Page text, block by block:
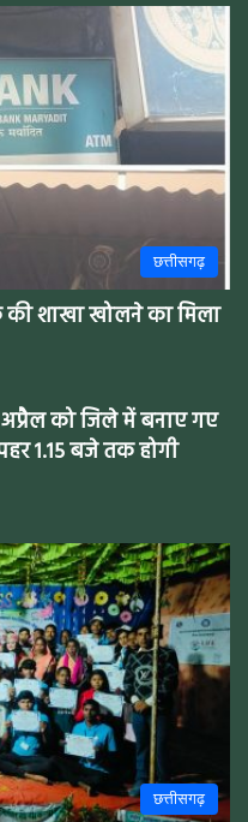
छत्तीसगढ़
शाखा खोलने का मिला
अप्रैल को जिले में बनाए गए
1.15 बजे तक होगी
छत्तीसगढ़